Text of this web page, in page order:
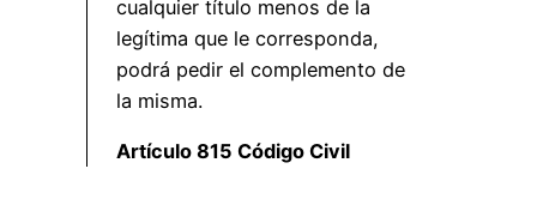
cualquier título menos de la
legítima que le corresponda,
podrá pedir el complemento de
la misma.
Artículo 815 Código Civil